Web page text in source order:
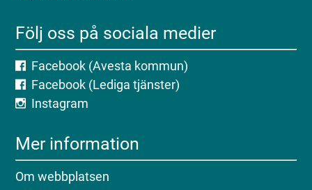
Följ oss på sociala medier
Facebook (Avesta kommun)
Facebook (Lediga tjänster)
Instagram
Mer information
Om webbplatsen